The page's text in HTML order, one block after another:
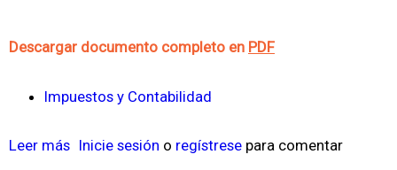
Descargar documento completo en PDF
Impuestos y Contabilidad
Leer más Inicie sesión o regístrese para comentar